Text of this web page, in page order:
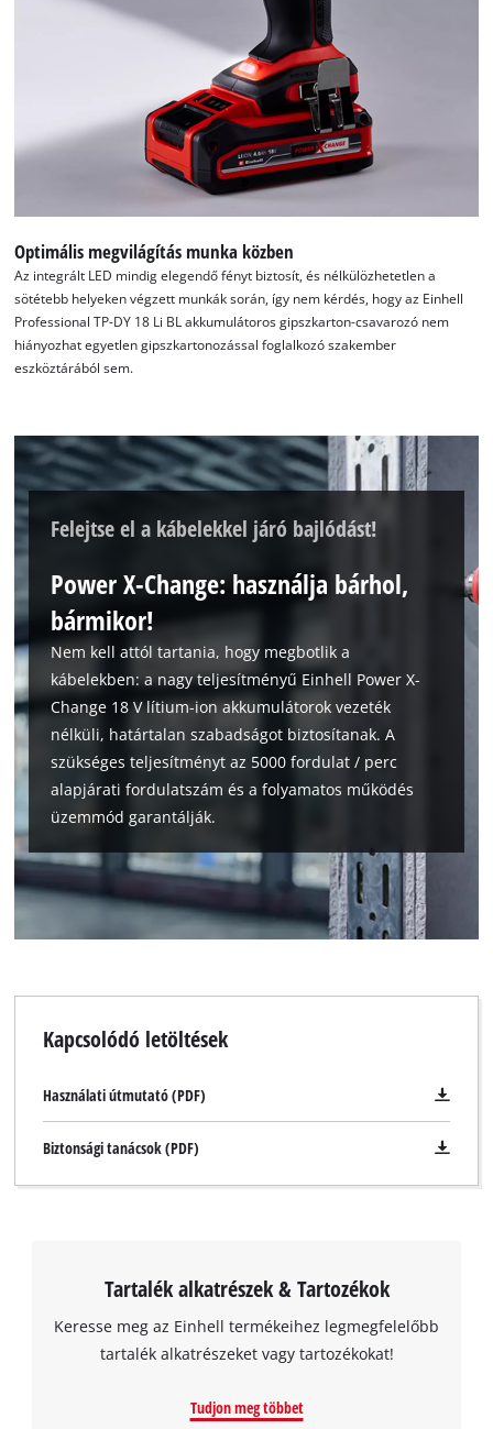
Usercentrics Consent
Management Platform
Optimális megvilágítás munka közben
Az integrált LED mindig elegendő fényt biztosít, és nélkülözhetetlen a
sötétebb helyeken végzett munkák során, így nem kérdés, hogy az Einhell
Professional TP-DY 18 Li BL akkumulátoros gipszkarton-csavarozó nem
hiányozhat egyetlen gipszkartonozással foglalkozó szakember
eszköztárából sem.
Felejtse el a kábelekkel járó bajlódást!
Power X-Change: használja bárhol,
bármikor!
Nem kell attól tartania, hogy megbotlik a
kábelekben: a nagy teljesítményű Einhell Power X-
Change 18 V lítium-ion akkumulátorok vezeték
nélküli, határtalan szabadságot biztosítanak. A
szükséges teljesítményt az 5000 fordulat / perc
alapjárati fordulatszám és a folyamatos működés
üzemmód garantálják.
Kapcsolódó letöltések
Használati útmutató (PDF)
Biztonsági tanácsok (PDF)
Tartalék alkatrészek & Tartozékok
Keresse meg az Einhell termékeihez legmegfelelőbb
tartalék alkatrészeket vagy tartozékokat!
Tudjon meg többet